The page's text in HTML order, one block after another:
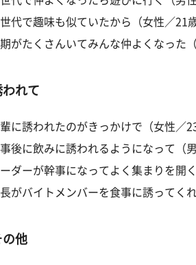
世代で趣味も似ていたから（女性／21
期がたくさんいてみんな仲よくなった
れて
輩に誘われたのがきっかけで（女性／
事後に飲みに誘われるようになって（
ーダーが幹事になってよく集まりを開
長がバイトメンバーを食事に誘ってく
他